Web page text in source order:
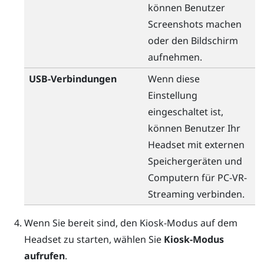
können Benutzer
Screenshots machen
oder den Bildschirm
aufnehmen.
USB-Verbindungen
Wenn diese
Einstellung
eingeschaltet ist,
können Benutzer Ihr
Headset mit externen
Speichergeräten und
Computern für PC-VR-
Streaming verbinden.
Wenn Sie bereit sind, den Kiosk-Modus auf dem
Headset zu starten, wählen Sie Kiosk-Modus
aufrufen.